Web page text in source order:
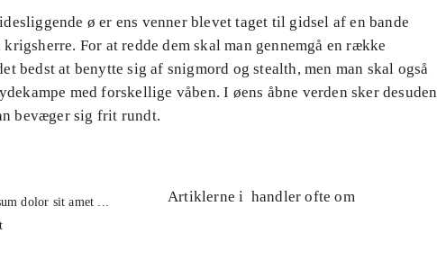
ø er ens venner blevet taget til gidsel af en bande
For at redde dem skal man gennemgå en række
bedst at benytte sig af snigmord og stealth, men man skal også
med forskellige våben. I øens åbne verden sker desuden
bevæger sig frit rundt.
dolor sit amet ...
Artiklerne i handler ofte om